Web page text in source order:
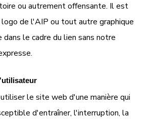
ou autrement offensante. Il est
de l'AIP ou tout autre graphique
dans le cadre du lien sans notre
le site web d'une manière qui
d'entraîner, l'interruption, la